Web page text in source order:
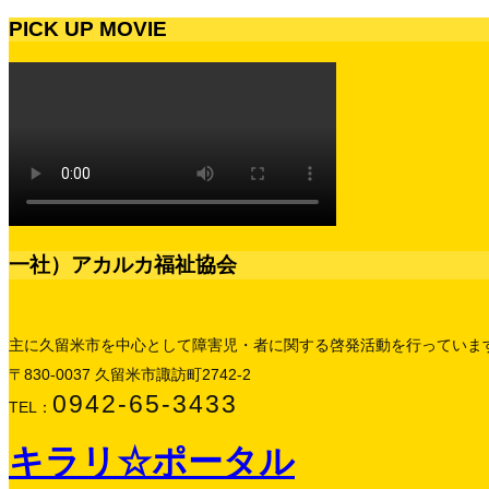
PICK UP MOVIE
一社）アカルカ福祉協会
主に久留米市を中心として障害児・者に関する啓発活動を行っていま
〒830-0037 久留米市諏訪町2742-2
TEL： 0942-65-3433
キラリ☆ポータル